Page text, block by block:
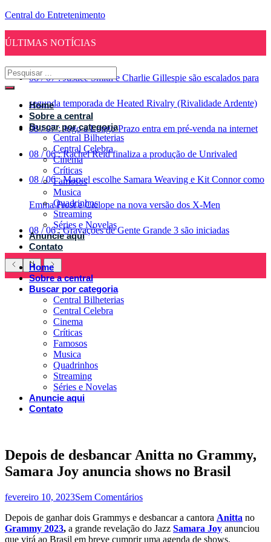
Central do Entretenimento
ÚLTIMAS NOTÍCIAS
08 / 07 : Justice Smith e Charlie Gillespie são escalados para
segunda temporada de Heated Rivalry (Rivalidade Ardente)
08 / 07 : Jogo a Longo Prazo entra em pré-venda na internet
08 / 06 : Rachel Reid finaliza a produção de Unrivaled
08 / 06 : Marvel escolhe Samara Weaving e Kit Connor como
Emma Frost e Ciclope na nova versão dos X-Men
08 / 06 : Gravações de Gente Grande 3 são iniciadas
Home
Sobre a central
Buscar por categoria
Central Bilheterias
Central Celebra
Cinema
Críticas
Famosos
Musica
Quadrinhos
Streaming
Séries e Novelas
Anuncie aqui
Contato
Home
Sobre a central
Buscar por categoria
Central Bilheterias
Central Celebra
Cinema
Críticas
Famosos
Musica
Quadrinhos
Streaming
Séries e Novelas
Anuncie aqui
Contato
Depois de desbancar Anitta no Grammy,
Samara Joy anuncia shows no Brasil
fevereiro 10, 2023Sem Comentários
Depois de ganhar dois Grammys e desbancar a cantora Anitta no
Grammy 2023, a grande revelação do Jazz Samara Joy anunciou
que virá ao Brasil em breve cumprir uma agenda de shows.